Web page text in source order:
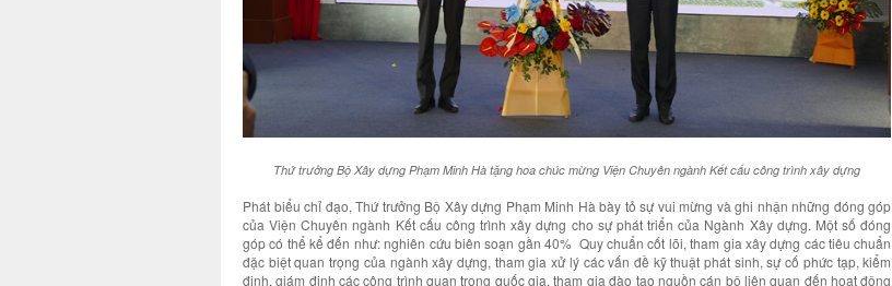
Thứ trưởng Bộ Xây dựng Phạm Minh Hà tặng hoa chúc mừng Viện Chuyên ngành Kết cấu công trình xây dựng
Phát biểu chỉ đạo, Thứ trưởng Bộ Xây dựng Phạm Minh Hà bày tỏ sự vui mừng và ghi nhận những đóng góp
của Viện Chuyên ngành Kết cấu công trình xây dựng cho sự phát triển của Ngành Xây dựng. Một số đóng
góp có thể kể đến như: nghiên cứu biên soạn gần 40% Quy chuẩn cốt lõi, tham gia xây dựng các tiêu chuẩn
đặc biệt quan trọng của ngành xây dựng, tham gia xử lý các vấn đề kỹ thuật phát sinh, sự cố phức tạp, kiểm
định, giám định các công trình quan trọng quốc gia, tham gia đào tạo nguồn cán bộ liên quan đến hoạt động